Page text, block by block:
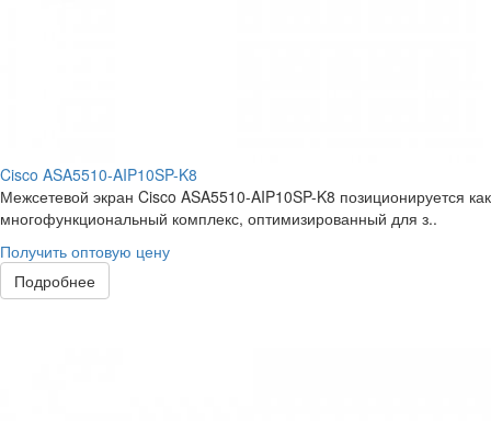
Cisco ASA5510-AIP10SP-K8
Межсетевой экран Cisco ASA5510-AIP10SP-K8 позиционируется как
многофункциональный комплекс, оптимизированный для з..
Получить оптовую цену
Подробнее